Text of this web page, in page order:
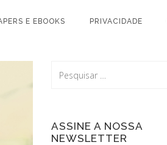
E EBOOKS PRIVACIDADE
ASSINE A NOSSA
NEWSLETTER